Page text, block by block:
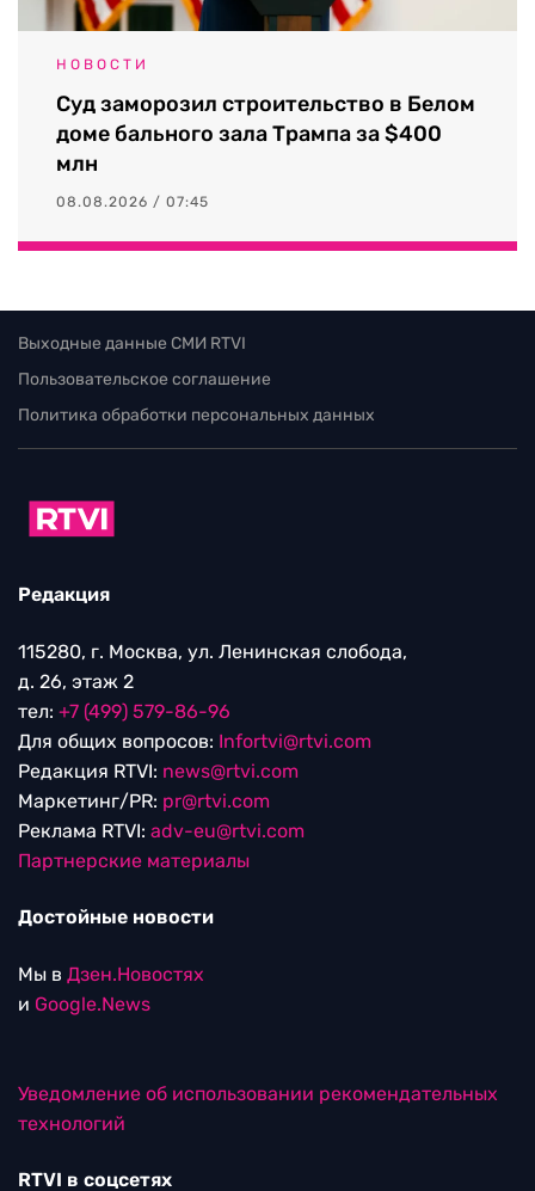
НОВОСТИ
Суд заморозил строительство в Белом
доме бального зала Трампа за $400
млн
08.08.2026 / 07:45
Выходные данные СМИ RTVI
Пользовательское соглашение
Политика обработки персональных данных
Редакция
115280, г. Москва, ул. Ленинская слобода,
д. 26, этаж 2
тел: +7 (499) 579-86-96
Для общих вопросов: Infortvi@rtvi.com
Редакция RTVI: news@rtvi.com
Маркетинг/PR: pr@rtvi.com
Реклама RTVI: adv-eu@rtvi.com
Партнерские материалы
Достойные новости
Мы в Дзен.Новостях
и Google.News
Уведомление об использовании рекомендательных
технологий
RTVI в соцсетях